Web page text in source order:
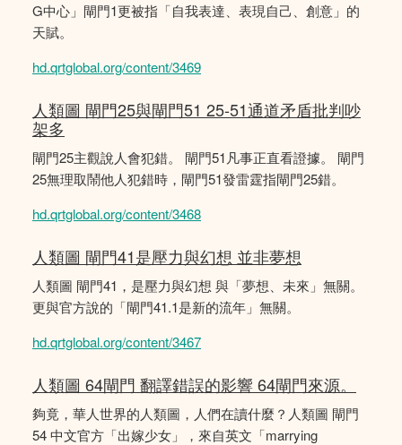
G中心」閘門1更被指「自我表達、表現自己、創意」的
天賦。
hd.qrtglobal.org/content/3469
人類圖 閘門25與閘門51 25-51通道矛盾批判吵
架多
閘門25主觀說人會犯錯。 閘門51凡事正直看證據。 閘門
25無理取鬧他人犯錯時，閘門51發雷霆指閘門25錯。
hd.qrtglobal.org/content/3468
人類圖 閘門41是壓力與幻想 並非夢想
人類圖 閘門41，是壓力與幻想 與「夢想、未來」無關。
更與官方說的「閘門41.1是新的流年」無關。
hd.qrtglobal.org/content/3467
人類圖 64閘門 翻譯錯誤的影響 64閘門來源。
夠竟，華人世界的人類圖，人們在讀什麼？人類圖 閘門
54 中文官方「出嫁少女」，來自英文「marrying